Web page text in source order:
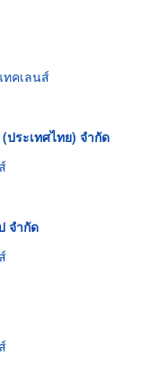
คเลนส์
ระเทศไทย) จำกัด
จำกัด